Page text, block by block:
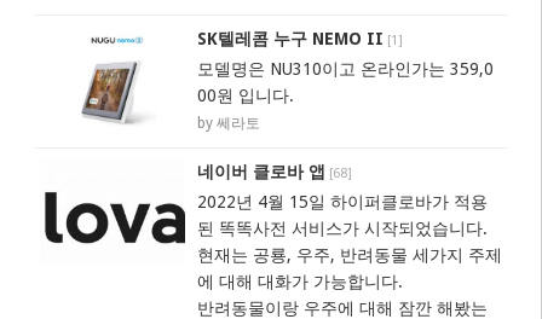
SK텔레콤 누구 NEMO II [1 ]
모델명은 NU310이고 온라인가는 359,0
00원 입니다.
by 쎄라토
네이버 클로바 앱 [68]
2022년 4월 15일 하이퍼클로바가 적용
된 똑똑사전 서비스가 시작되었습니다.
현재는 공룡, 우주, 반려동물 세가지 주제
에 대해 대화가 가능합니다.
반려동물이랑 우주에 대해 잠깐 해봤는